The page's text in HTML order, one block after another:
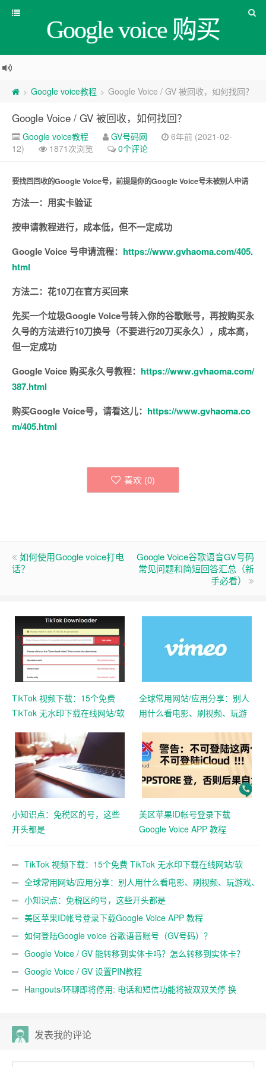
Google voice 购买
> Google voice教程 > Google Voice / GV 被回收，如何找回？
Google Voice / GV 被回收，如何找回？
Google voice教程 GV号码网
6年前 (2021-02-
12)
1871次浏览 0个评论
要找回回收的Google Voice号，前提是你的Google Voice号未被别人申请
方法一：用实卡验证
按申请教程进行，成本低，但不一定成功
Google Voice 号申请流程： https://www.gvhaoma.com/405.
html
方法二：花10刀在官方买回来
先买一个垃圾Google Voice号转入你的谷歌账号，再按购买永
久号的方法进行10刀换号（不要进行20刀买永久），成本高，
但一定成功
Google Voice 购买永久号教程： https://www.gvhaoma.com/
387.html
购买Google Voice号，请看这儿： https://www.gvhaoma.co
m/405.html
喜欢 (0)
如何使用Google voice打电
话？
Google Voice谷歌语音GV号码
常见问题和简短回答汇总（新
手必看）
TikTok 视频下载：15个免费
TikTok 无水印下载在线网站/软
全球常用网站/应用分享：别人
用什么看电影、刷视频、玩游
小知识点：免税区的号，这些
开头都是
美区苹果ID帐号登录下载
Google Voice APP 教程
TikTok 视频下载：15个免费 TikTok 无水印下载在线网站/软
件 全球常用网站/应用分享：别人用什么看电影、刷视频、玩游戏、
听音乐等？
小知识点：免税区的号，这些开头都是
907,302,406,603,503,971
美区苹果ID帐号登录下载Google Voice APP 教程
如何登陆Google voice 谷歌语音账号（GV号码）？
Google Voice / GV 能转移到实体卡吗？怎么转移到实体卡？
Google Voice / GV 设置PIN教程
Hangouts/环聊即将停用: 电话和短信功能将被双双关停 换
发表我的评论